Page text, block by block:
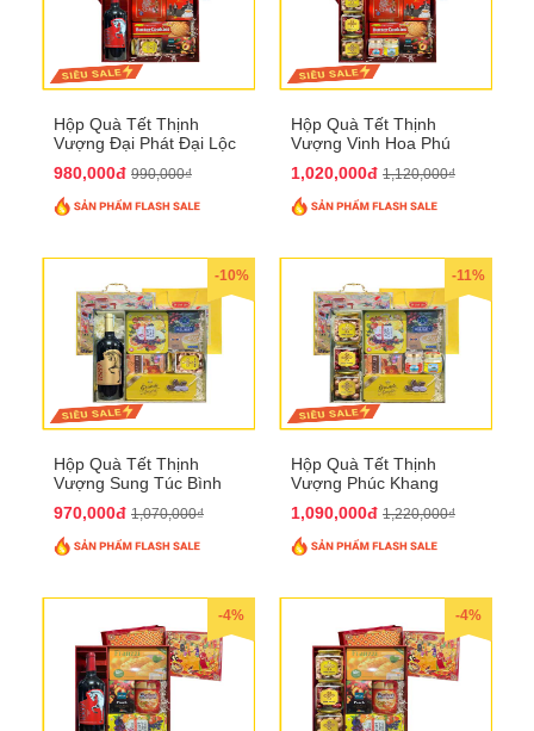
Hộp Quà Tết Thịnh
Vượng Đại Phát Đại Lộc
980,000đ 990,000₫
Hộp Quà Tết Thịnh
Vượng Vinh Hoa Phú
1,020,000đ 1,120,000₫
-10%
Hộp Quà Tết Thịnh
Vượng Sung Túc Bình
970,000đ 1,070,000₫
-11%
Hộp Quà Tết Thịnh
Vượng Phúc Khang
1,090,000đ 1,220,000₫
-4% -4%